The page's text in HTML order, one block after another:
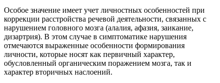
Особое значение имеет учет личностных особенностей при
коррекции расстройства речевой деятельности, связанных с
нарушением головного мозга (алалия, афазия, заикание,
дизартрия). В этом случае в симптоматике нарушения
отмечаются выраженные особенности формирования
личности, которые носят как первичный характер,
обусловленный органическим поражением мозга, так и
характер вторичных наслоений.